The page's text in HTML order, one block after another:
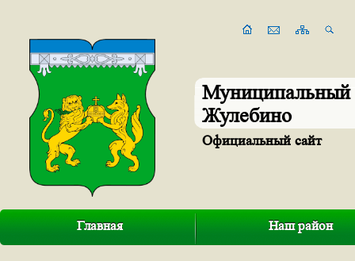
Муниципальный
Жулебино
Официальный сайт
Главная Наш район